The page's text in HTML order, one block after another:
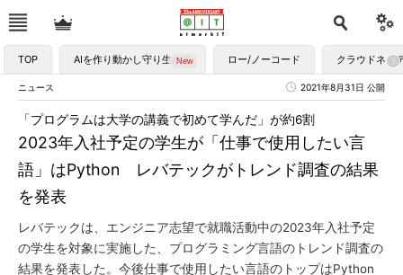
TOP AIを作り動かし守り生かす ロー/ノーコード クラウドネイ
ニュース 2021年8月31日 公開
2023年入社予定の学生が「仕事で使用したい言
語」はPython レバテックがトレンド調査の結果
を発表
「プログラムは大学の講義で初めて学んだ」が約6割
レバテックは、エンジニア志望で就職活動中の2023年入社予定
の学生を対象に実施した、プログラミング言語のトレンド調査の
結果を発表した。今後仕事で使用したい言語のトップはPython